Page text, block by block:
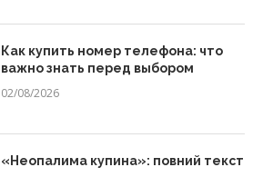
Как купить номер телефона: что
важно знать перед выбором
02/08/2026
«Неопалима купина»: повний текст